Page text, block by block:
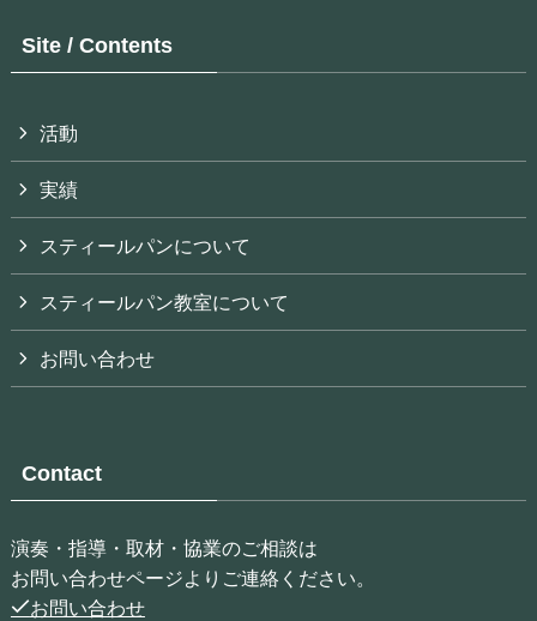
Site / Contents
活動
実績
スティールパンについて
スティールパン教室について
お問い合わせ
Contact
演奏・指導・取材・協業のご相談は
お問い合わせページよりご連絡ください。
お問い合わせ